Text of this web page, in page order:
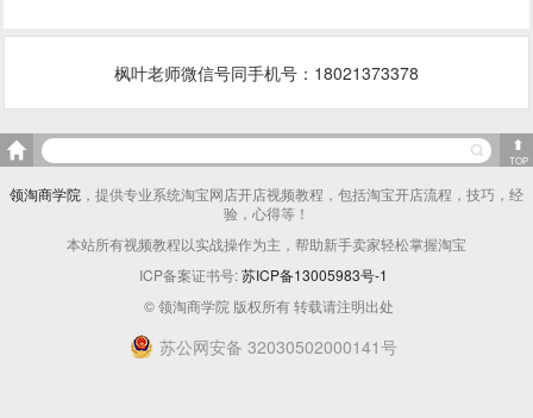
枫叶老师微信号同手机号：18021373378
TOP
领淘商学院 ，提供专业系统淘宝网店开店视频教程，包括淘宝开店流程，技巧，经
验，心得等！
本站所有视频教程以实战操作为主，帮助新手卖家轻松掌握淘宝
ICP备案证书号:苏ICP备13005983号-1
© 领淘商学院 版权所有 转载请注明出处
苏公网安备 32030502000141号